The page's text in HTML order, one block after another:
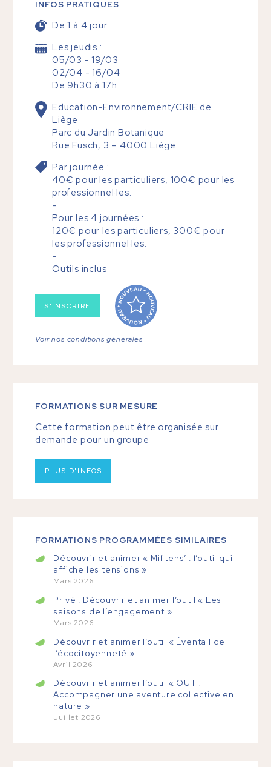
INFOS PRATIQUES
De 1 à 4 jour
Les jeudis :
05/03 - 19/03
02/04 - 16/04
De 9h30 à 17h
Education-Environnement/CRIE de
Liège
Parc du Jardin Botanique
Rue Fusch, 3 – 4000 Liège
Par journée :
40€ pour les particuliers, 100€ pour les
professionnel·les.
-
Pour les 4 journées :
120€ pour les particuliers, 300€ pour
les professionnel·les.
-
Outils inclus
S'INSCRIRE
Voir nos conditions générales
FORMATIONS SUR MESURE
Cette formation peut être organisée sur
demande pour un groupe
PLUS D'INFOS
FORMATIONS PROGRAMMÉES SIMILAIRES
Découvrir et animer « Militens’ : l’outil qui
affiche les tensions »
Mars 2026
Privé : Découvrir et animer l’outil « Les
saisons de l’engagement »
Mars 2026
Découvrir et animer l’outil « Éventail de
l’écocitoyenneté »
Avril 2026
Découvrir et animer l’outil « OUT !
Accompagner une aventure collective en
nature »
Juillet 2026